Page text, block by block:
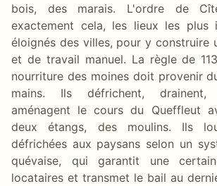
bois, des marais. L'ordre de
exactement cela, les lieux les plus
éloignés des villes, pour y construire
et de travail manuel. La règle de
nourriture des moines doit provenir
mains. Ils défrichent, drainent,
aménagent le cours du Queffleut
deux étangs, des moulins. Ils
défrichées aux paysans selon un
quévaise, qui garantit une
locataires et transmet le bail au